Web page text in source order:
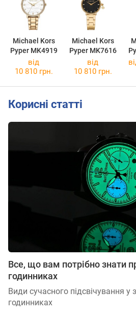
Michael Kors
Pyper MK4919
Michael Kors
Pyper MK7616
від
10 810 грн.
від
10 810 грн.
Корисні статті
Все, що вам потрібно знати
годинниках
Види сучасного підсвічування у
годинниках